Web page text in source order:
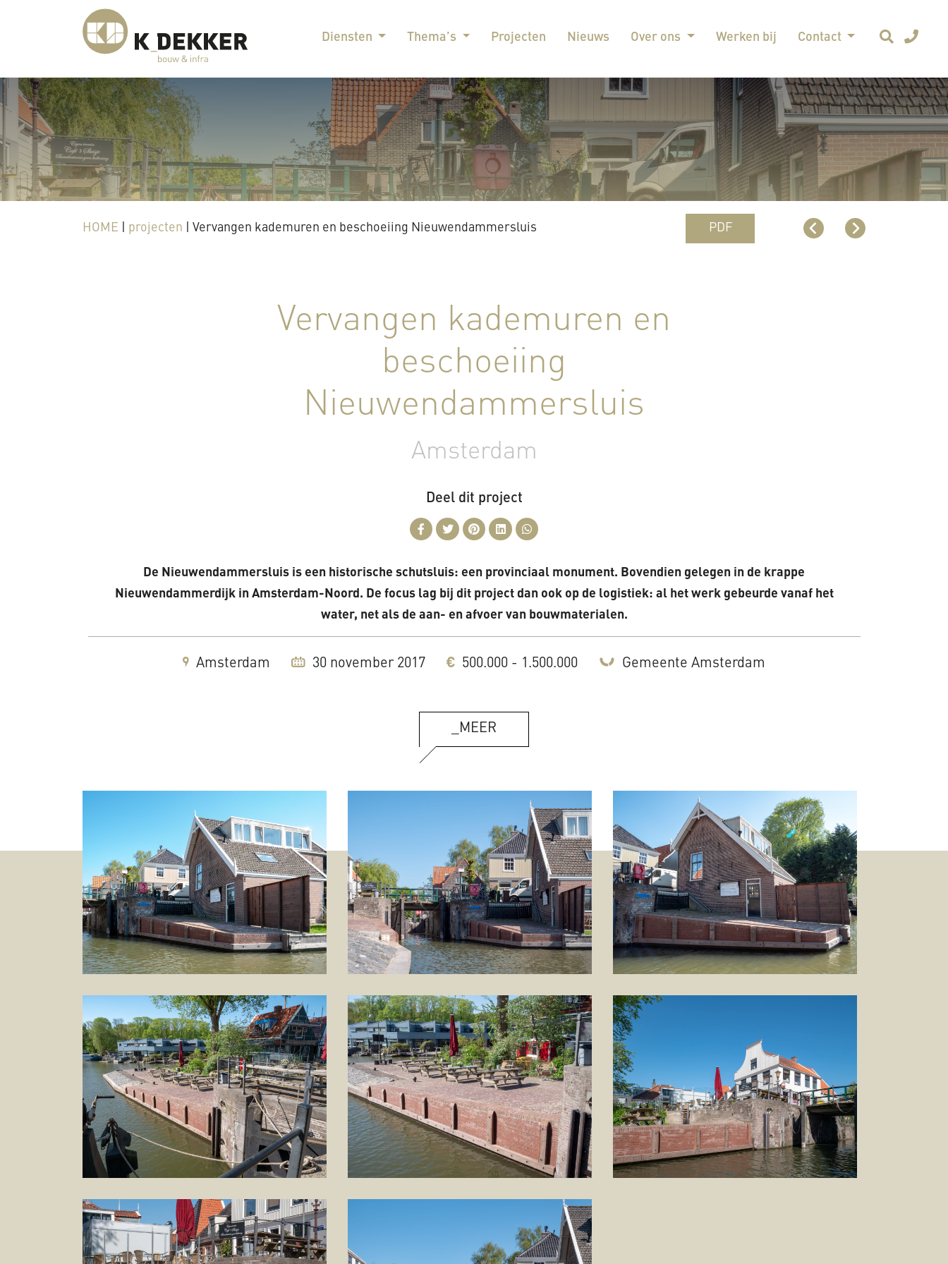
Diensten Thema’s Projecten Nieuws Over ons Werken bij Contact
HOME projecten Vervangen kademuren en beschoeiing Nieuwendammersluis PDF
Vervangen kademuren en
beschoeiing
Nieuwendammersluis
Amsterdam
Deel dit project
De Nieuwendammersluis is een historische schutsluis: een provinciaal monument. Bovendien gelegen in de krappe
Nieuwendammerdijk in Amsterdam-Noord. De focus lag bij dit project dan ook op de logistiek: al het werk gebeurde vanaf het
water, net als de aan- en afvoer van bouwmaterialen.
Amsterdam 30 november 2017 500.000 - 1.500.000 Gemeente Amsterdam
_MEER